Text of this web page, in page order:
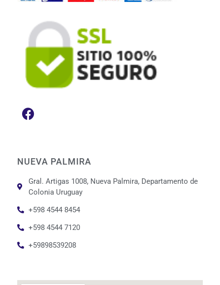
NUEVA PALMIRA
Gral. Artigas 1008, Nueva Palmira, Departamento de
Colonia Uruguay
+598 4544 8454
+598 4544 7120
+59898539208